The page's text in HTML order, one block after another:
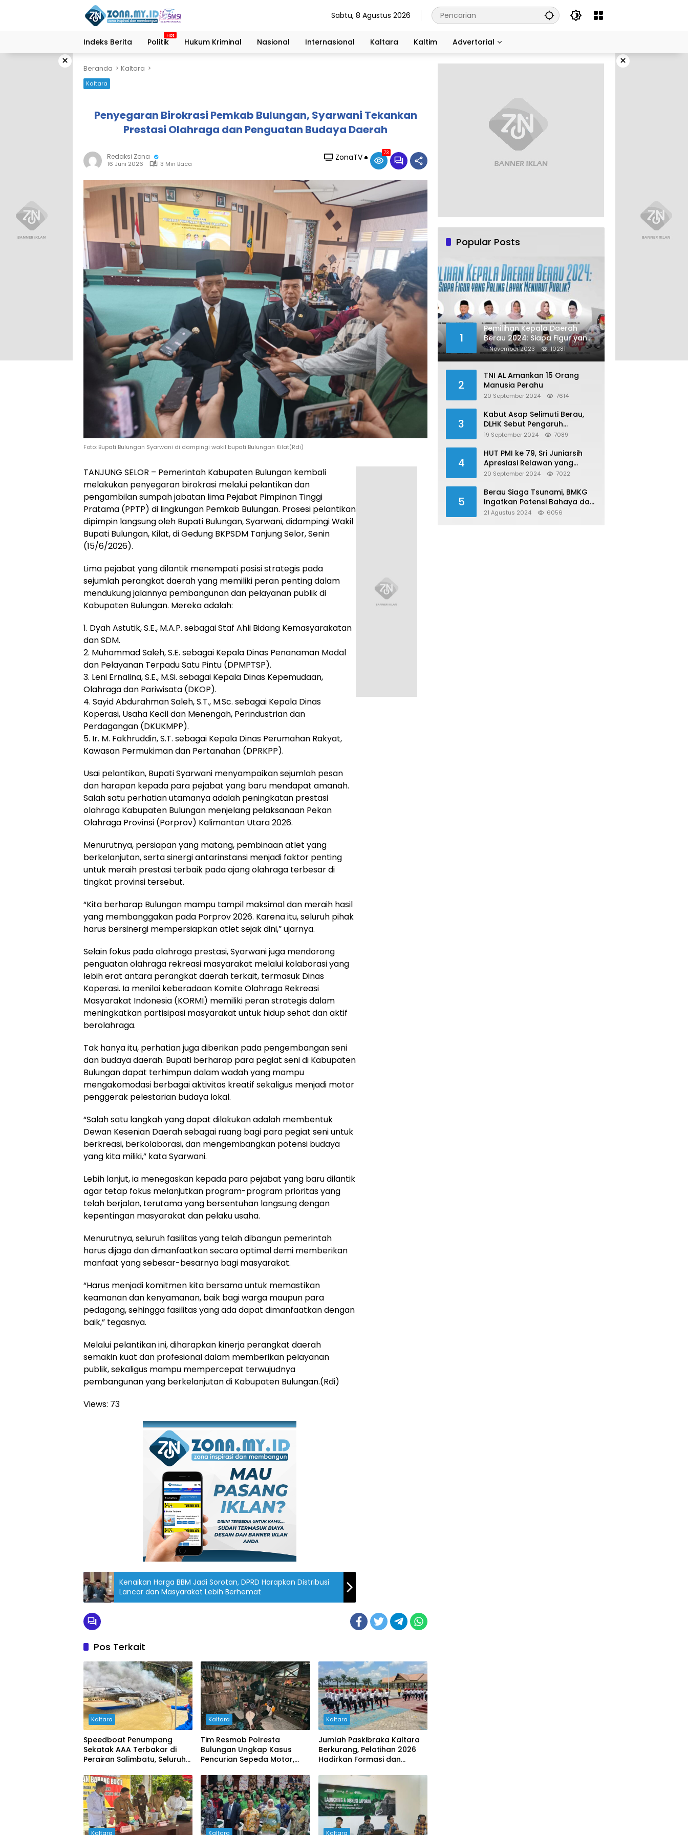
Sabtu, 8 Agustus 2026
Indeks Berita Politik Hukum Kriminal Nasional Internasional Kaltara Kaltim Advertorial
× ×
Beranda Kaltara
Kaltara
Penyegaran Birokrasi Pemkab Bulungan, Syarwani Tekankan
Prestasi Olahraga dan Penguatan Budaya Daerah
Redaksi Zona
16 Juni 2026 3 Min Baca
ZonaTV 73
Foto: Bupati Bulungan Syarwani di dampingi wakil bupati Bulungan Kilat(Rdi)
TANJUNG SELOR – Pemerintah Kabupaten Bulungan kembali
melakukan penyegaran birokrasi melalui pelantikan dan
pengambilan sumpah jabatan lima Pejabat Pimpinan Tinggi
Pratama (PPTP) di lingkungan Pemkab Bulungan. Prosesi pelantikan
dipimpin langsung oleh Bupati Bulungan, Syarwani, didampingi Wakil
Bupati Bulungan, Kilat, di Gedung BKPSDM Tanjung Selor, Senin
(15/6/2026).
Lima pejabat yang dilantik menempati posisi strategis pada
sejumlah perangkat daerah yang memiliki peran penting dalam
mendukung jalannya pembangunan dan pelayanan publik di
Kabupaten Bulungan. Mereka adalah:
1. Dyah Astutik, S.E., M.A.P. sebagai Staf Ahli Bidang Kemasyarakatan
dan SDM.
2. Muhammad Saleh, S.E. sebagai Kepala Dinas Penanaman Modal
dan Pelayanan Terpadu Satu Pintu (DPMPTSP).
3. Leni Ernalina, S.E., M.Si. sebagai Kepala Dinas Kepemudaan,
Olahraga dan Pariwisata (DKOP).
4. Sayid Abdurahman Saleh, S.T., M.Sc. sebagai Kepala Dinas
Koperasi, Usaha Kecil dan Menengah, Perindustrian dan
Perdagangan (DKUKMPP).
5. Ir. M. Fakhruddin, S.T. sebagai Kepala Dinas Perumahan Rakyat,
Kawasan Permukiman dan Pertanahan (DPRKPP).
Usai pelantikan, Bupati Syarwani menyampaikan sejumlah pesan
dan harapan kepada para pejabat yang baru mendapat amanah.
Salah satu perhatian utamanya adalah peningkatan prestasi
olahraga Kabupaten Bulungan menjelang pelaksanaan Pekan
Olahraga Provinsi (Porprov) Kalimantan Utara 2026.
Menurutnya, persiapan yang matang, pembinaan atlet yang
berkelanjutan, serta sinergi antarinstansi menjadi faktor penting
untuk meraih prestasi terbaik pada ajang olahraga terbesar di
tingkat provinsi tersebut.
“Kita berharap Bulungan mampu tampil maksimal dan meraih hasil
yang membanggakan pada Porprov 2026. Karena itu, seluruh pihak
harus bersinergi mempersiapkan atlet sejak dini,” ujarnya.
Selain fokus pada olahraga prestasi, Syarwani juga mendorong
penguatan olahraga rekreasi masyarakat melalui kolaborasi yang
lebih erat antara perangkat daerah terkait, termasuk Dinas
Koperasi. Ia menilai keberadaan Komite Olahraga Rekreasi
Masyarakat Indonesia (KORMI) memiliki peran strategis dalam
meningkatkan partisipasi masyarakat untuk hidup sehat dan aktif
berolahraga.
Tak hanya itu, perhatian juga diberikan pada pengembangan seni
dan budaya daerah. Bupati berharap para pegiat seni di Kabupaten
Bulungan dapat terhimpun dalam wadah yang mampu
mengakomodasi berbagai aktivitas kreatif sekaligus menjadi motor
penggerak pelestarian budaya lokal.
“Salah satu langkah yang dapat dilakukan adalah membentuk
Dewan Kesenian Daerah sebagai ruang bagi para pegiat seni untuk
berkreasi, berkolaborasi, dan mengembangkan potensi budaya
yang kita miliki,” kata Syarwani.
Lebih lanjut, ia menegaskan kepada para pejabat yang baru dilantik
agar tetap fokus melanjutkan program-program prioritas yang
telah berjalan, terutama yang bersentuhan langsung dengan
kepentingan masyarakat dan pelaku usaha.
Menurutnya, seluruh fasilitas yang telah dibangun pemerintah
harus dijaga dan dimanfaatkan secara optimal demi memberikan
manfaat yang sebesar-besarnya bagi masyarakat.
“Harus menjadi komitmen kita bersama untuk memastikan
keamanan dan kenyamanan, baik bagi warga maupun para
pedagang, sehingga fasilitas yang ada dapat dimanfaatkan dengan
baik,” tegasnya.
Melalui pelantikan ini, diharapkan kinerja perangkat daerah
semakin kuat dan profesional dalam memberikan pelayanan
publik, sekaligus mampu mempercepat terwujudnya
pembangunan yang berkelanjutan di Kabupaten Bulungan.(Rdi)
Views: 73
Kenaikan Harga BBM Jadi Sorotan, DPRD Harapkan Distribusi
Lancar dan Masyarakat Lebih Berhemat
Pos Terkait
Kaltara
Speedboat Penumpang
Sekatak AAA Terbakar di
Perairan Salimbatu, Seluruh
Kaltara
Tim Resmob Polresta
Bulungan Ungkap Kasus
Pencurian Sepeda Motor,
Kaltara
Jumlah Paskibraka Kaltara
Berkurang, Pelatihan 2026
Hadirkan Formasi dan
Kaltara Kaltara Kaltara
Popular Posts
1
Pemilihan Kepala Daerah
Berau 2024: Siapa Figur yang
Paling Layak Menurut Publik?
11 November 2023 10281
2
TNI AL Amankan 15 Orang
Manusia Perahu
20 September 2024 7614
3
Kabut Asap Selimuti Berau,
DLHK Sebut Pengaruh
Karhutla
19 September 2024 7089
4
HUT PMI ke 79, Sri Juniarsih
Apresiasi Relawan yang
Konsisten Donor Darah
20 September 2024 7022
5
Berau Siaga Tsunami, BMKG
Ingatkan Potensi Bahaya dari
Megathrust Utara Sulawesi
21 Agustus 2024 6056